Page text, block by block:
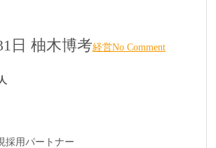
日 柚木博考経営No Comment
採用パートナー